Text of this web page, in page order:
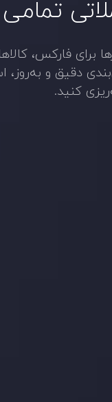
تمامی
برای فارکس،
دقیق و به‌روز،
کنید.